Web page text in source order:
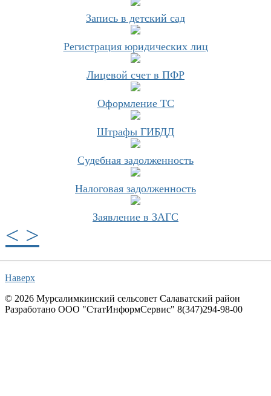
Запись в детский сад
Регистрация юридических лиц
Лицевой счет в ПФР
Оформление ТС
Штрафы ГИБДД
Судебная задолженность
Налоговая задолженность
Заявление в ЗАГС
< >
Наверх
© 2026 Мурсалимкинский сельсовет Cалаватский район
Разработано ООО "СтатИнформСервис" 8(347)294-98-00